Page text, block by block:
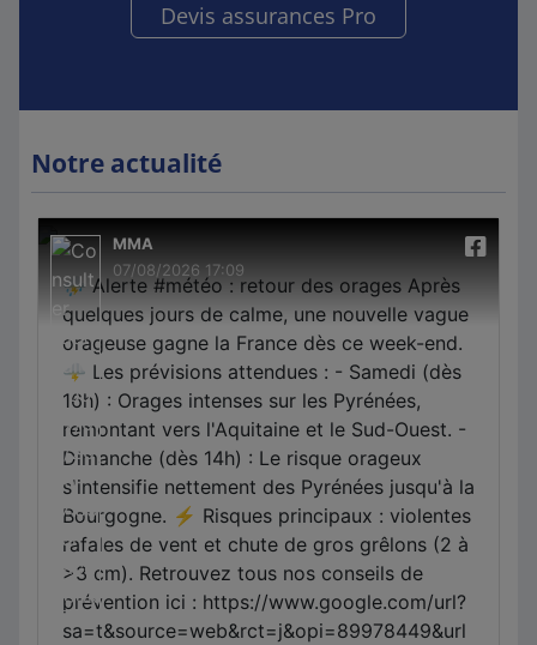
Devis assurances Pro
Notre actualité